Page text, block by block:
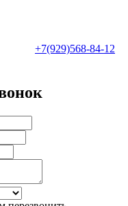
+7(929)568-84-12